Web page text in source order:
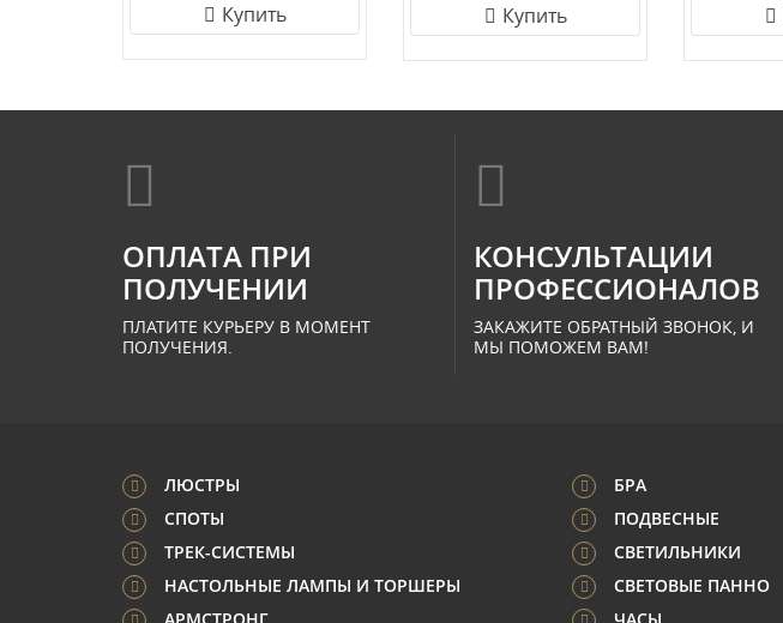
Купить Купить
ОПЛАТА ПРИ
ПОЛУЧЕНИИ
ПЛАТИТЕ КУРЬЕРУ В МОМЕНТ
ПОЛУЧЕНИЯ.
КОНСУЛЬТАЦИИ
ПРОФЕССИОНАЛОВ
ЗАКАЖИТЕ ОБРАТНЫЙ ЗВОНОК, И
МЫ ПОМОЖЕМ ВАМ!
ЛЮСТРЫ
БРА
СПОТЫ
ПОДВЕСНЫЕ
ТРЕК-СИСТЕМЫ
СВЕТИЛЬНИКИ
НАСТОЛЬНЫЕ ЛАМПЫ И ТОРШЕРЫ
СВЕТОВЫЕ ПАННО